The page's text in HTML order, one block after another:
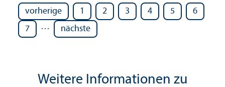
vorherige 1 2 3 4 5
6
7
… nächste
Weitere Informationen zu